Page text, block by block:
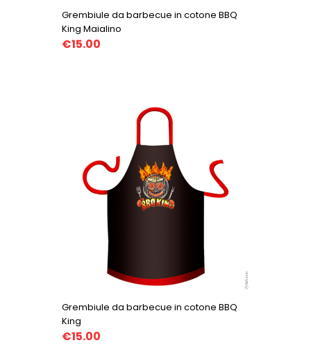
Grembiule da barbecue in cotone BBQ
King Maialino
€15.00
Grembiule da barbecue in cotone BBQ
King
€15.00